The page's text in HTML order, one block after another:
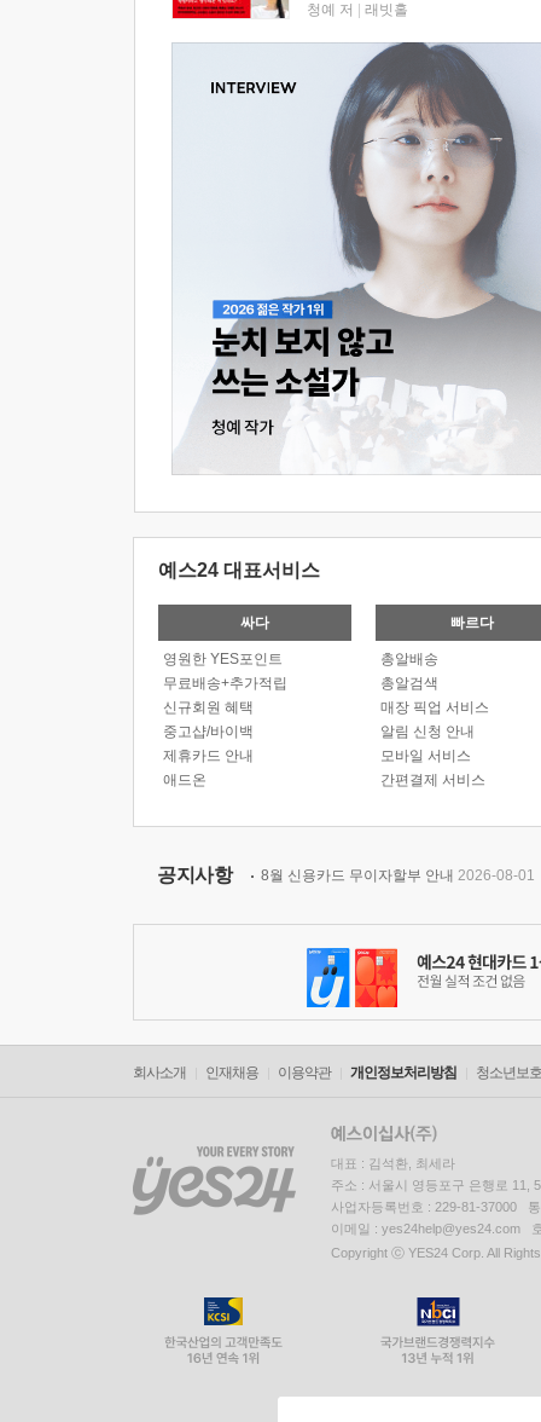
청예 저 래빗홀
예스24 대표서비스
싸다
영원한 YES포인트
무료배송+추가적립
신규회원 혜택
중고샵/바이백
제휴카드 안내
애드온
빠르다
총알배송
총알검색
매장 픽업 서비스
알림 신청 안내
모바일 서비스
간편결제 서비스
공지사항 8월 신용카드 무이자할부 안내 2026-08-01
회사소개 인재채용 이용약관 개인정보처리방침 청소년보
대표 : 김석환, 최세라
주소 : 서울시 영등포구 은행로 11,
사업자등록번호 : 229-81-37000
이메일 : yes24help@yes24.com
Copyright ⓒ YES24 Corp. All